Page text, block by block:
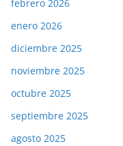
febrero 2026
enero 2026
diciembre 2025
noviembre 2025
octubre 2025
septiembre 2025
agosto 2025